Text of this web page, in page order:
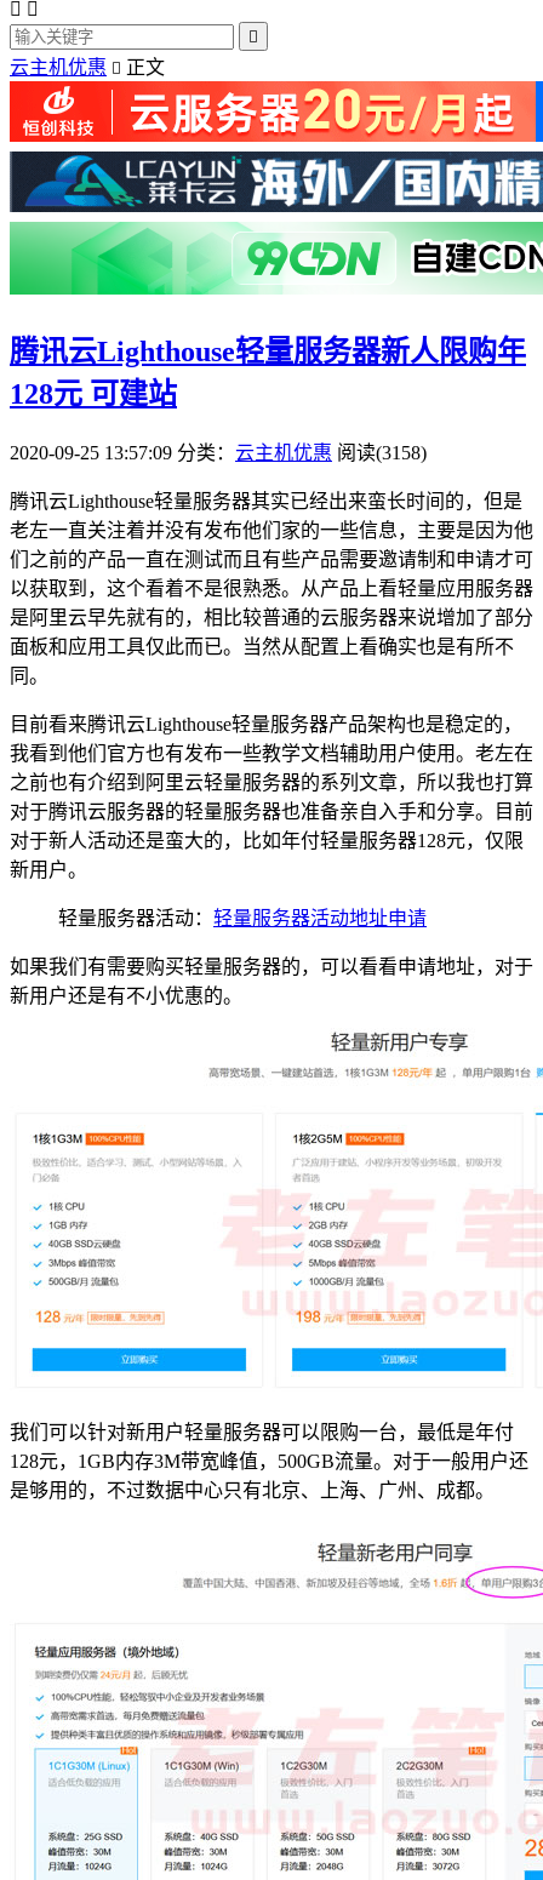
 

云主机优惠  正文
腾讯云Lighthouse轻量服务器新人限购年
128元 可建站
2020-09-25 13:57:09 分类： 云主机优惠 阅读(3158)
腾讯云Lighthouse轻量服务器其实已经出来蛮长时间的，但是
老左一直关注着并没有发布他们家的一些信息，主要是因为他
们之前的产品一直在测试而且有些产品需要邀请制和申请才可
以获取到，这个看着不是很熟悉。从产品上看轻量应用服务器
是阿里云早先就有的，相比较普通的云服务器来说增加了部分
面板和应用工具仅此而已。当然从配置上看确实也是有所不
同。
目前看来腾讯云Lighthouse轻量服务器产品架构也是稳定的，
我看到他们官方也有发布一些教学文档辅助用户使用。老左在
之前也有介绍到阿里云轻量服务器的系列文章，所以我也打算
对于腾讯云服务器的轻量服务器也准备亲自入手和分享。目前
对于新人活动还是蛮大的，比如年付轻量服务器128元，仅限
新用户。
轻量服务器活动： 轻量服务器活动地址申请
如果我们有需要购买轻量服务器的，可以看看申请地址，对于
新用户还是有不小优惠的。
我们可以针对新用户轻量服务器可以限购一台，最低是年付
128元，1GB内存3M带宽峰值，500GB流量。对于一般用户还
是够用的，不过数据中心只有北京、上海、广州、成都。